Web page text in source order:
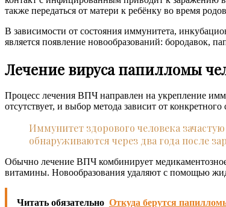
также передаться от матери к ребёнку во время
В зависимости от состояния иммунитета,
является появление новообразований: бородавок,
Лечение вируса папилломы
Процесс лечения ВПЧ направлен на укрепление
отсутствует, и выбор метода зависит от конкретного
Иммунитет здорового человека
обнаруживаются через два года после
Обычно лечение ВПЧ комбинирует
витамины. Новообразования удаляют с помощью
Читать обязательно Откуда берутся